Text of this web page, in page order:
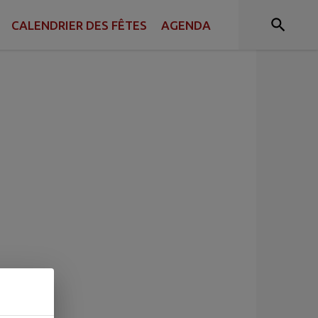
CALENDRIER DES FÊTES AGENDA